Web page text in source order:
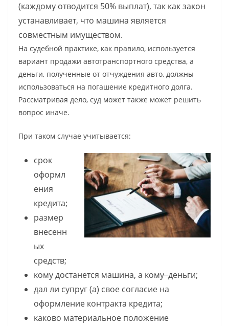
(каждому отводится 50% выплат), так как закон
устанавливает, что машина является
совместным имуществом.
На судебной практике, как правило, используется
вариант продажи автотранспортного средства, а
деньги, полученные от отчуждения авто, должны
использоваться на погашение кредитного долга.
Рассматривая дело, суд может также может решить
вопрос иначе.
При таком случае учитывается:
срок
оформл
ения
кредита;
размер
внесенн
ых
средств;
кому достанется машина, а кому ̶ деньги;
дал ли супруг (а) свое согласие на
оформление контракта кредита;
каково материальное положение